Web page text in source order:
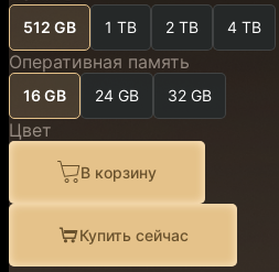
512 GB 1 TB 2 TB 4 TB
Оперативная память
16 GB 24 GB 32 GB
Цвет
В корзину
Купить сейчас